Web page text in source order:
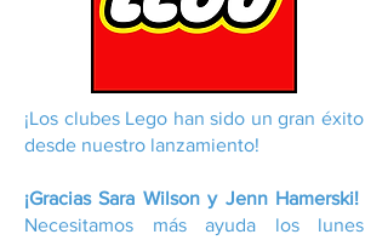
¡Los clubes Lego han sido un gran éxito
desde nuestro lanzamiento!
¡Gracias Sara Wilson y Jenn Hamerski!
Necesitamos más ayuda los lunes